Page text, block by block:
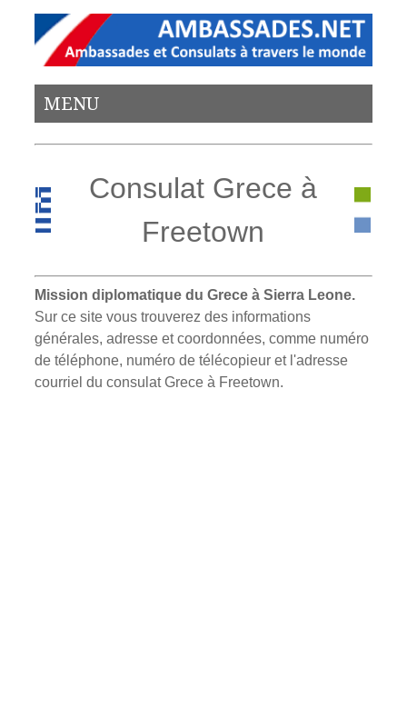
MENU
Consulat Grece à
Freetown
Mission diplomatique du Grece à Sierra Leone.
Sur ce site vous trouverez des informations
générales, adresse et coordonnées, comme numéro
de téléphone, numéro de télécopieur et l'adresse
courriel du consulat Grece à Freetown.